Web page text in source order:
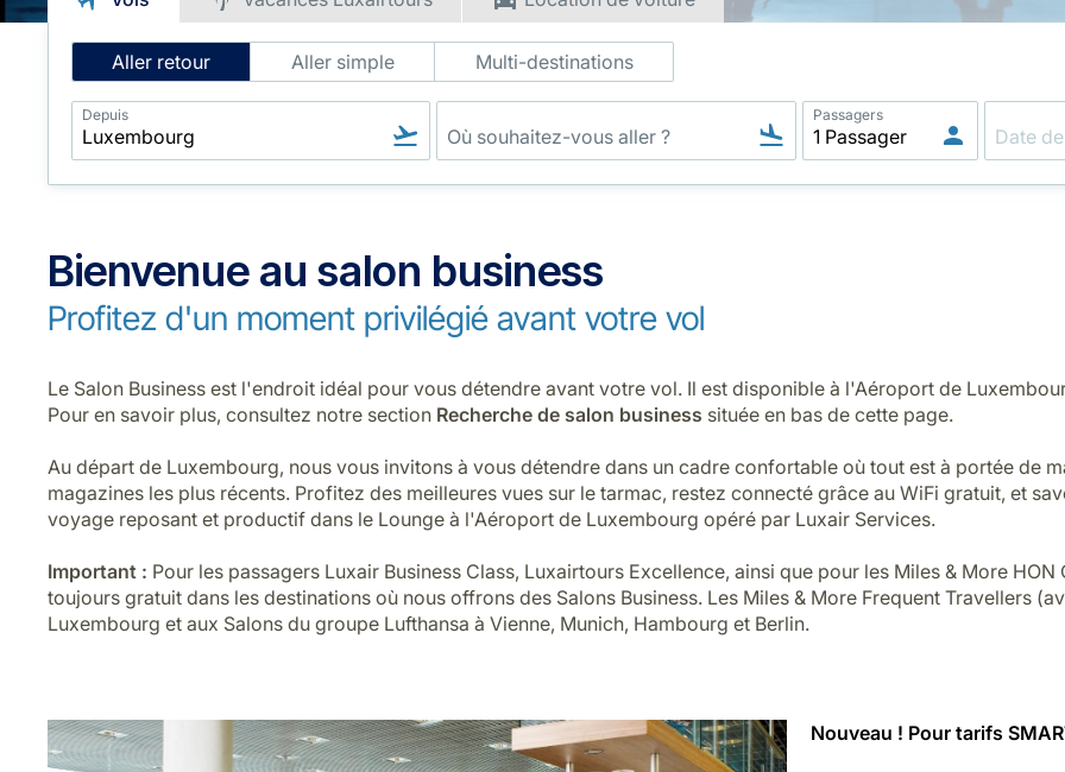
Intelligent
Flight
Search
Aller retour Aller simple Multi-destinations
Depuis Passagers
Bienvenue au salon business
Profitez d'un moment privilégié avant votre vol
Le Salon Business est l'endroit idéal pour vous détendre avant votre vol. Il est disponible à l'Aéroport de
Pour en savoir plus, consultez notre section Recherche de salon business située en bas de cette page.
Au départ de Luxembourg, nous vous invitons à vous détendre dans un cadre confortable où tout est à portée de
magazines les plus récents. Profitez des meilleures vues sur le tarmac, restez connecté grâce au WiFi gratuit, et
voyage reposant et productif dans le Lounge à l'Aéroport de Luxembourg opéré par Luxair Services.
Important : Pour les passagers Luxair Business Class, Luxairtours Excellence, ainsi que pour les Miles & More
toujours gratuit dans les destinations où nous offrons des Salons Business. Les Miles & More Frequent Travellers
Luxembourg et aux Salons du groupe Lufthansa à Vienne, Munich, Hambourg et Berlin.
Nouveau ! Pour tarifs